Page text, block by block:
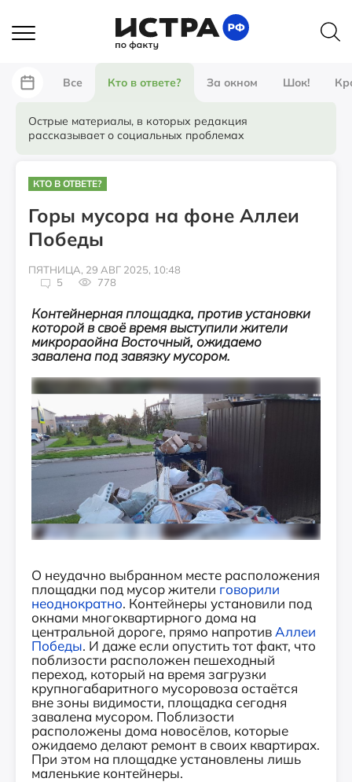
Все Кто в ответе? За окном Шок!
Острые материалы, в которых редакция
рассказывает о социальных проблемах
КТО В ОТВЕТЕ?
Горы мусора на фоне Аллеи
Победы
ПЯТНИЦА, 29 АВГ 2025, 10:48
5
778
Контейнерная площадка, против установки
которой в своё время выступили жители
микрораойна Восточный, ожидаемо
завалена под завязку мусором.
О неудачно выбранном месте расположения
площадки под мусор жители говорили
неоднократно. Контейнеры установили под
окнами многоквартирного дома на
центральной дороге, прямо напротив Аллеи
Победы. И даже если опустить тот факт, что
поблизости расположен пешеходный
переход, который на время загрузки
крупногабаритного мусоровоза остаётся
вне зоны видимости, площадка сегодня
завалена мусором. Поблизости
расположены дома новосёлов, которые
ожидаемо делают ремонт в своих квартирах.
При этом на площадке установлены лишь
маленькие контейнеры.